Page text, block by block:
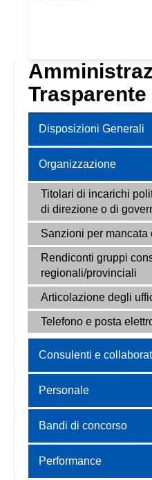
Trasparente
Disposizioni Generali
Organizzazione
Titolari di incarichi
di direzione o di
Sanzioni per
Rendiconti gruppi
regionali/provinciali
Articolazione degli
Telefono e posta
Consulenti e
Personale
Bandi di concorso
Performance